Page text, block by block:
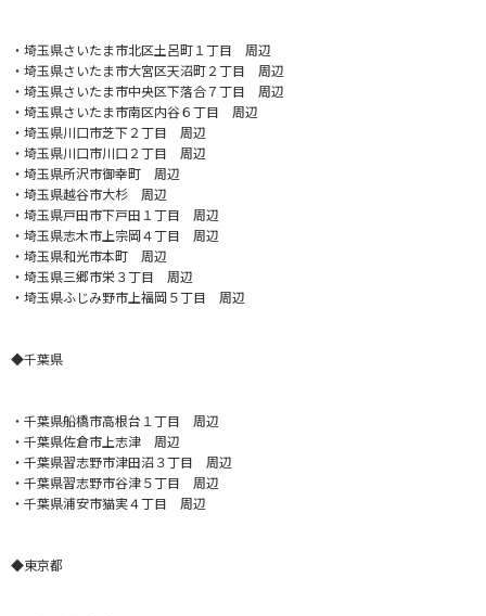
・ 埼玉県さいたま市北区土呂町１丁目 周辺
・埼玉県さいたま市大宮区天沼町２丁目 周辺
・埼玉県さいたま市中央区下落合７丁目 周辺
・埼玉県さいたま市南区内谷６丁目 周辺
・埼玉県川口市芝下２丁目 周辺
・埼玉県川口市川口２丁目 周辺
・埼玉県所沢市御幸町 周辺
・埼玉県越谷市大杉 周辺
・埼玉県戸田市下戸田１丁目 周辺
・埼玉県志木市上宗岡４丁目 周辺
・埼玉県和光市本町 周辺
・埼玉県三郷市栄３丁目 周辺
・埼玉県ふじみ野市上福岡５丁目 周辺
◆千葉県
・ 千葉県船橋市高根台１丁目 周辺
・千葉県佐倉市上志津 周辺
・千葉県習志野市津田沼３丁目 周辺
・千葉県習志野市谷津５丁目 周辺
・千葉県浦安市猫実４丁目 周辺
◆東京都